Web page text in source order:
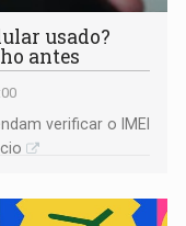
usado?
antes
verificar o IMEI